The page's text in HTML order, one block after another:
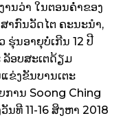
ນວ່າ ໃນຕອນຄໍ່າຂອງ
າກົນວັດໄຕ ຄະນະນຳ,​
ຮຸ່ນອາຍຸບໍ່ເກີນ 12 ປີ
ອບສະເຕດ້ຽມ
ຂ່ງຂັນບານເຕະ
ການ Soong Ching
ທີ 11-16 ສິງຫາ 2018